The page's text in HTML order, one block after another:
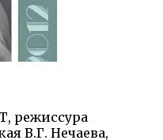
режиссура
В.Г. Нечаева,